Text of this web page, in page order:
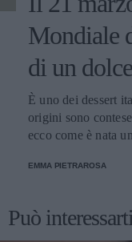
Mondiale
di un
È uno dei dessert
origini sono
ecco come è nata
EMMA PIETRAROSA
Può